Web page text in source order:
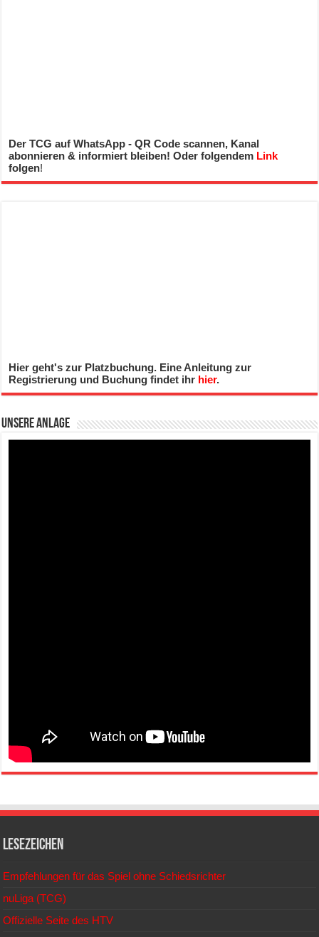
Der TCG auf WhatsApp - QR Code scannen, Kanal
abonnieren & informiert bleiben! Oder folgendem Link
folgen!
Hier geht's zur Platzbuchung. Eine Anleitung zur
Registrierung und Buchung findet ihr hier.
Unsere Anlage
Lesezeichen
Empfehlungen für das Spiel ohne Schiedsrichter
nuLiga (TCG)
Offizielle Seite des HTV